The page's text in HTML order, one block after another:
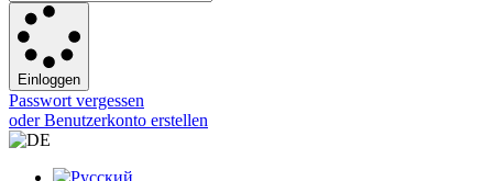
Einloggen
Passwort vergessen
oder Benutzerkonto erstellen